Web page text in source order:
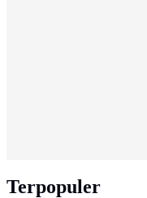
Terpopuler